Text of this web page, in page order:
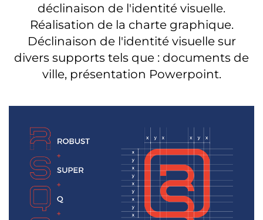
déclinaison de l'identité visuelle.
Réalisation de la charte graphique.
Déclinaison de l'identité visuelle sur
divers supports tels que : documents de
ville, présentation Powerpoint.